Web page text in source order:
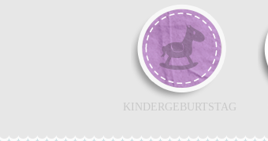
KINDERGEBURTSTAG